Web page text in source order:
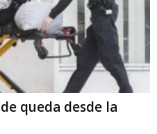
queda desde la